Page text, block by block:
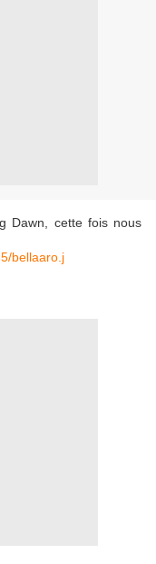
Dawn, cette fois nous